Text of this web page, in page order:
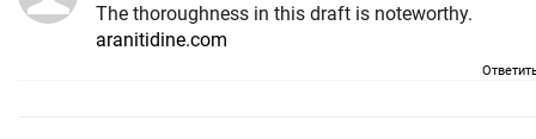
The thoroughness in this draft is noteworthy.
aranitidine.com